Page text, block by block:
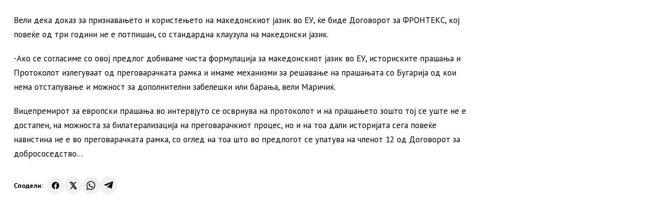
Вели дека доказ за признавањето и користењето на македонскиот јазик во ЕУ, ќе биде Договорот за ФРОНТЕКС, кој
повеќе од три години не е потпишан, со стандардна клаузула на македонски јазик.
-Ако се согласиме со овој предлог добиваме чиста формулација за македонскиот јазик во ЕУ, историските прашања и
Протоколот излегуваат од преговарачката рамка и имаме механизми за решавање на прашањата со Бугарија од кои
нема отстапување и можност за дополнителни забелешки или барања, вели Маричиќ.
Вицепремирот за европски прашања во интервјуто се осврнува на протоколот и на прашањето зошто тој се уште не е
достапен, на можноста за билатерализација на преговарачкиот процес, но и на тоа дали историјата сега повеќе
навистина не е во преговарачката рамка, со оглед на тоа што во предлогот се упатува на членот 12 од Договорот за
добрососедство…
Сподели: